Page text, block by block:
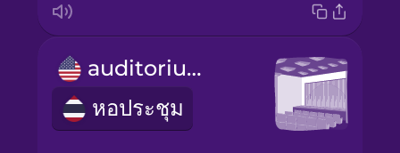
auditorium
หอประชุม